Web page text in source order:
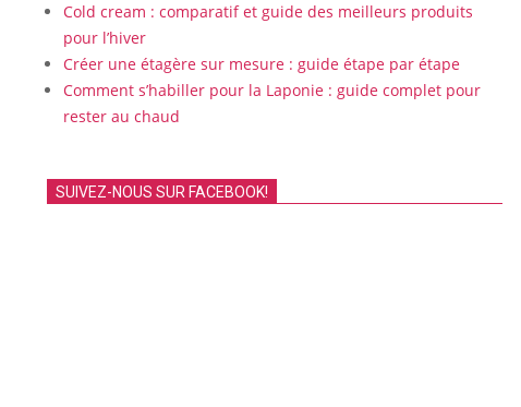
Cold cream : comparatif et guide des meilleurs produits
pour l’hiver
Créer une étagère sur mesure : guide étape par étape
Comment s’habiller pour la Laponie : guide complet pour
rester au chaud
SUIVEZ-NOUS SUR FACEBOOK!